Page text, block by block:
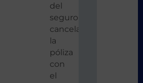
del
seguro
cancela
la
póliza
con
el